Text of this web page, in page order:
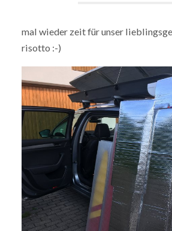
mal wieder zeit für unser
risotto :-)